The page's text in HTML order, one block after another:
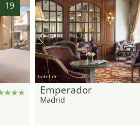
19
hotel.de
Emperador
Madrid